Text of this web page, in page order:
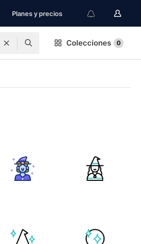
Planes y precios
Colecciones 0